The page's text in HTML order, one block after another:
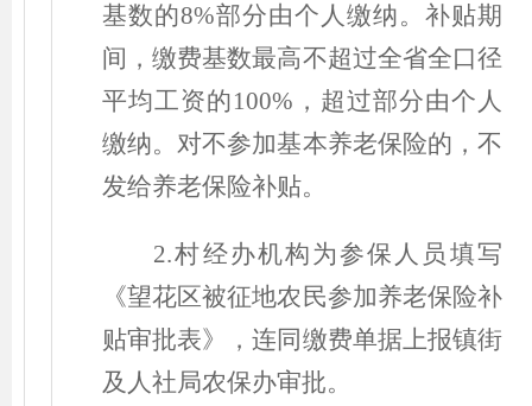
基数的8%部分由个人缴纳。补贴期
间，缴费基数最高不超过全省全口径
平均工资的100%，超过部分由个人
缴纳。对不参加基本养老保险的，不
发给养老保险补贴。
2.村经办机构为参保人员填写
《望花区被征地农民参加养老保险补
贴审批表》，连同缴费单据上报镇街
及人社局农保办审批。